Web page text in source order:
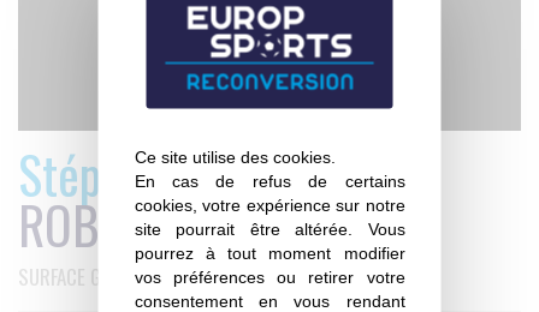
Ce site utilise des cookies.
En cas de refus de certains
cookies, votre expérience sur notre
site pourrait être altérée. Vous
pourrez à tout moment modifier
vos préférences ou retirer votre
consentement en vous rendant
Stéphane
ROBINET
SURFACE GROUP